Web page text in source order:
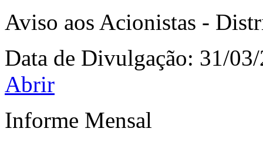
Aviso aos Acionistas -
Data de Divulgação: 31/
Abrir
Informe Mensal